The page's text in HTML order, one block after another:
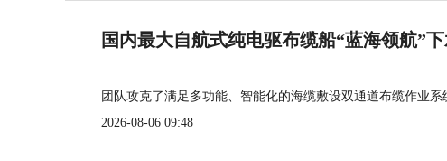
国内最大自航式纯电驱布缆船“蓝海领航”
团队攻克了满足多功能、智能化的海缆敷设双通道布缆作业
2026-08-06 09:48